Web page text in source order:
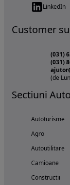
LinkedIn
Customer
(031)
(031)
(de
Sectiuni
Autoturisme
Agro
Autoutilitare
Camioane
Constructii